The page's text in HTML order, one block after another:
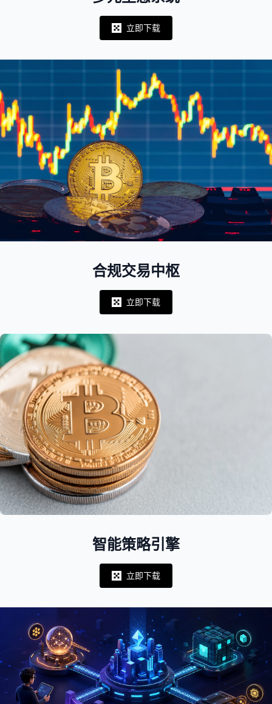
Notifications
立即下载
合规交易中枢
Notifications
立即下载
智能策略引擎
Notifications
立即下载